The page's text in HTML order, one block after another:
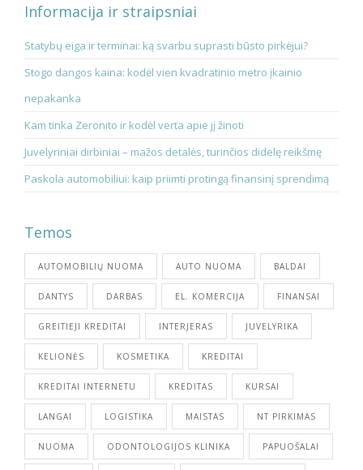
Informacija ir straipsniai
Statybų eiga ir terminai: ką svarbu suprasti būsto pirkėjui?
Stogo dangos kaina: kodėl vien kvadratinio metro įkainio
nepakanka
Kam tinka Zeronito ir kodėl verta apie jį žinoti
Juvelyriniai dirbiniai – mažos detalės, turinčios didelę reikšmę
Paskola automobiliui: kaip priimti protingą finansinį sprendimą
Temos
AUTOMOBILIŲ NUOMA AUTO NUOMA BALDAI
DANTYS DARBAS EL. KOMERCIJA FINANSAI
GREITIEJI KREDITAI INTERJERAS JUVELYRIKA
KELIONĖS KOSMETIKA KREDITAI
KREDITAI INTERNETU KREDITAS KURSAI
LANGAI LOGISTIKA MAISTAS NT PIRKIMAS
NUOMA ODONTOLOGIJOS KLINIKA PAPUOŠALAI